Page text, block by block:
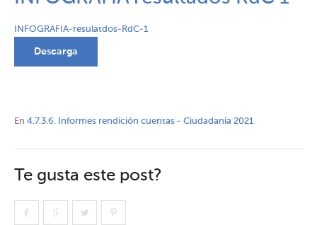
INFOGRAFIA-resulatdos-RdC-1
Descarga
En 4.7.3.6. Informes rendición cuentas - Ciudadanía 2021
Te gusta este post?